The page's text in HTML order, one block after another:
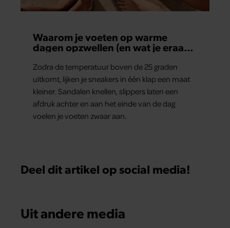
Waarom je voeten op warme
dagen opzwellen (en wat je eraan
Zodra de temperatuur boven de 25 graden
uitkomt, lijken je sneakers in één klap een maat
kleiner. Sandalen knellen, slippers laten een
afdruk achter en aan het einde van de dag
voelen je voeten zwaar aan.
Deel dit artikel op social media!
Uit andere media